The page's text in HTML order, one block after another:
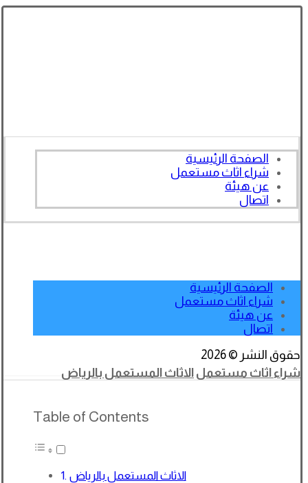
الصفحة الرئيسية
شراء اثاث مستعمل
عن هيئة
اتصال
الصفحة الرئيسية
شراء اثاث مستعمل
عن هيئة
اتصال
حقوق النشر © 2026
شراء اثاث مستعمل الاثاث المستعمل بالرياض
Table of Contents
الاثاث المستعمل بالرياض